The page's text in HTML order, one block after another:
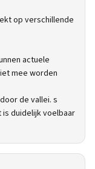
op verschillende
actuele
mee worden
de vallei. s
is duidelijk voelbaar